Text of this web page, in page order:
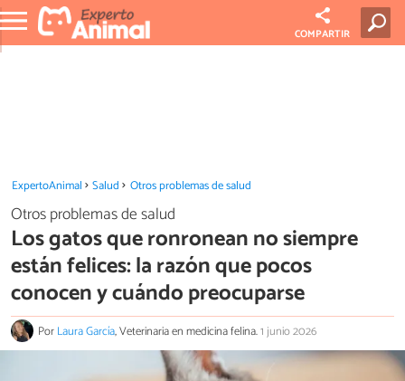
COMPARTIR
ExpertoAnimal Salud Otros problemas de salud
Otros problemas de salud
Los gatos que ronronean no siempre
están felices: la razón que pocos
conocen y cuándo preocuparse
PorLaura García, Veterinaria en medicina felina.1 junio 2026